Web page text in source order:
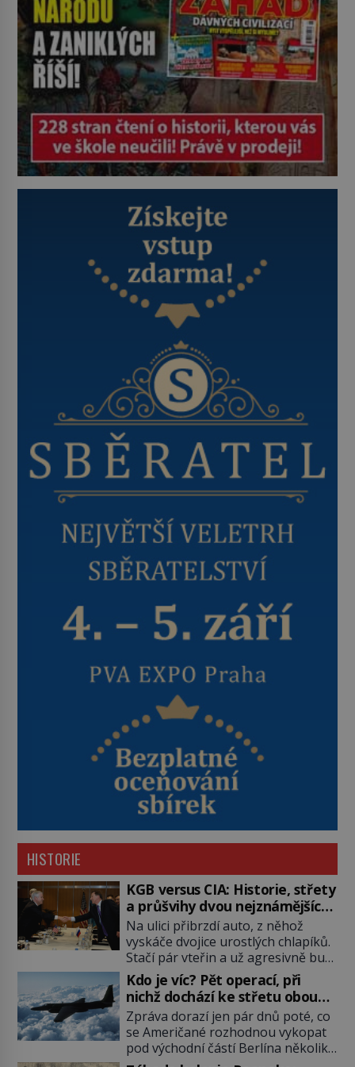
HISTORIE
KGB versus CIA: Historie, střety
a průšvihy dvou nejznámějších
tajných služeb historie
Na ulici přibrzdí auto, z něhož
vyskáče dvojice urostlých chlapíků.
Stačí pár vteřin a už agresivně buší
na dveře. O další okamžik později
vlečou nebožáka do auta, a pak už
ho nikdy nikdo nespatří. Dostal se
totiž do rukou všemocné KGB. Jako
sourozenci, kteří si nemohou přijít
na jméno. Neustále se předhání v
Kdo je víc? Pět operací, při
nichž dochází ke střetu obou
tajných služeb
Zpráva dorazí jen pár dnů poté, co
se Američané rozhodnou vykopat
pod východní částí Berlína několik